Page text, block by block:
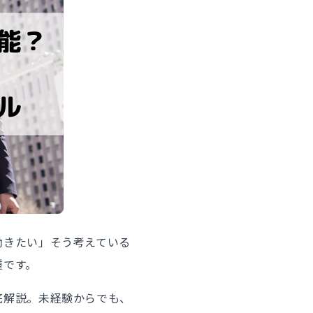
たい」そう考えている
す。
説。未経験からでも、